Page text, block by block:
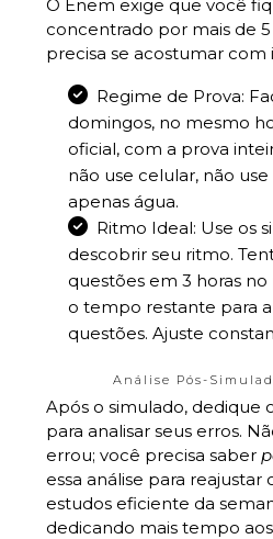
O Enem exige que você
concentrado por mais de
precisa se acostumar com
Regime de Prova:
domingos, no mesmo
oficial, com a prova
não use celular, não
apenas água.
Ritmo Ideal: Use os
descobrir seu ritmo.
questões em 3 horas
o tempo restante para
questões. Ajuste
Análise Pós-
Após o simulado, dedique
para analisar seus erros.
errou; você precisa saber
essa análise para reajustar
estudos eficiente da
dedicando mais tempo